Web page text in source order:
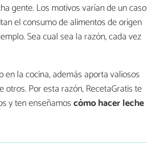
gente. Los motivos varían de un caso
el consumo de alimentos de origen
Sea cual sea la razón, cada vez
la cocina, además aporta valiosos
otros. Por esta razón, RecetaGratis te
y ten enseñamoscómo hacer leche